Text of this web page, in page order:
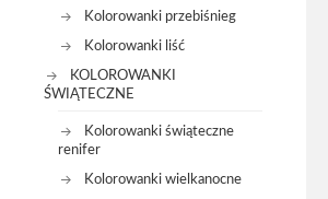
Kolorowanki przebiśnieg
Kolorowanki liść
KOLOROWANKI
ŚWIĄTECZNE
Kolorowanki świąteczne
renifer
Kolorowanki wielkanocne